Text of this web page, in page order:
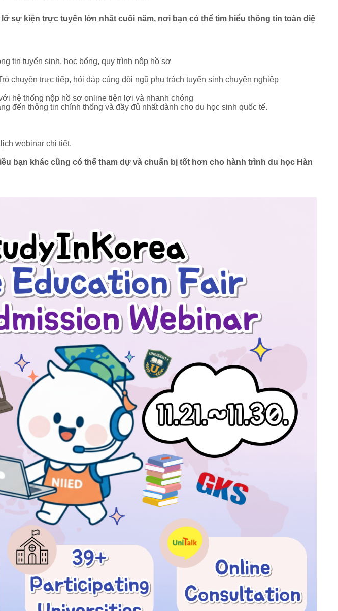
sự kiện trực tuyến lớn nhất cuối năm, nơi bạn có thể tìm hiểu thông tin toàn diệ
tin tuyển sinh, học bổng, quy trình nộp hồ sơ
chuyện trực tiếp, hỏi đáp cùng đội ngũ phụ trách tuyển sinh chuyên nghiệp
hệ thống nộp hồ sơ online tiện lợi và nhanh chóng
đến thông tin chính thống và đầy đủ nhất dành cho du học sinh quốc tế.
webinar chi tiết.
bạn khác cũng có thể tham dự và chuẩn bị tốt hơn cho hành trình du học Hàn